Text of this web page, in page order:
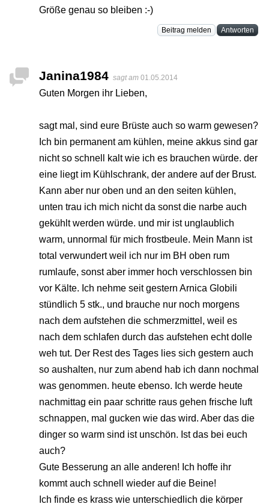
Größe genau so bleiben :-)
Beitrag melden Antworten
Janina1984 sagt am 01.05.2014
Guten Morgen ihr Lieben,
sagt mal, sind eure Brüste auch so warm gewesen?
Ich bin permanent am kühlen, meine akkus sind gar
nicht so schnell kalt wie ich es brauchen würde. der
eine liegt im Kühlschrank, der andere auf der Brust.
Kann aber nur oben und an den seiten kühlen,
unten trau ich mich nicht da sonst die narbe auch
gekühlt werden würde. und mir ist unglaublich
warm, unnormal für mich frostbeule. Mein Mann ist
total verwundert weil ich nur im BH oben rum
rumlaufe, sonst aber immer hoch verschlossen bin
vor Kälte. Ich nehme seit gestern Arnica Globili
stündlich 5 stk., und brauche nur noch morgens
nach dem aufstehen die schmerzmittel, weil es
nach dem schlafen durch das aufstehen echt dolle
weh tut. Der Rest des Tages lies sich gestern auch
so aushalten, nur zum abend hab ich dann nochmal
was genommen. heute ebenso. Ich werde heute
nachmittag ein paar schritte raus gehen frische luft
schnappen, mal gucken wie das wird. Aber das die
dinger so warm sind ist unschön. Ist das bei euch
auch?
Gute Besserung an alle anderen! Ich hoffe ihr
kommt auch schnell wieder auf die Beine!
Ich finde es krass wie unterschiedlich die körper